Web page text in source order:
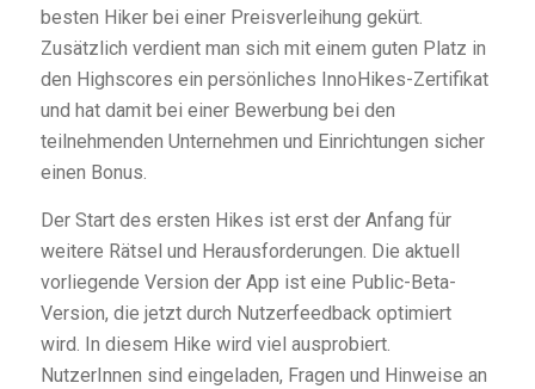
besten Hiker bei einer Preisverleihung gekürt.
Zusätzlich verdient man sich mit einem guten Platz in
den Highscores ein persönliches InnoHikes-Zertifikat
und hat damit bei einer Bewerbung bei den
teilnehmenden Unternehmen und Einrichtungen sicher
einen Bonus.
Der Start des ersten Hikes ist erst der Anfang für
weitere Rätsel und Herausforderungen. Die aktuell
vorliegende Version der App ist eine Public-Beta-
Version, die jetzt durch Nutzerfeedback optimiert
wird. In diesem Hike wird viel ausprobiert.
NutzerInnen sind eingeladen, Fragen und Hinweise an